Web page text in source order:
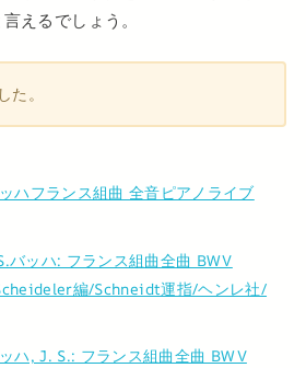
えるでしょう。
た。
ハフランス組曲 全音ピアノライブ
バッハ: フランス組曲全曲 BWV
編/Schneidt運指/ヘンレ社/
ハ, J. S.: フランス組曲全曲 BWV